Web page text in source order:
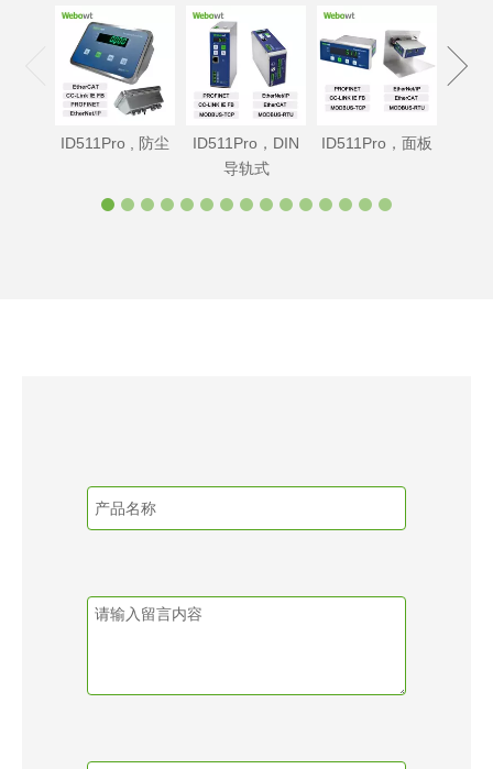
ID511Pro , 防尘
ID511Pro，DIN
导轨式
ID511Pro，面板